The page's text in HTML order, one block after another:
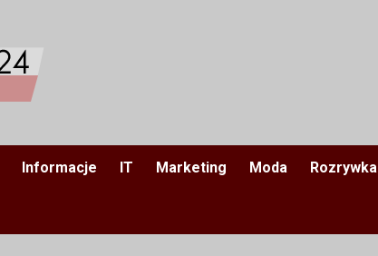
Informacje IT Marketing Moda Rozrywka